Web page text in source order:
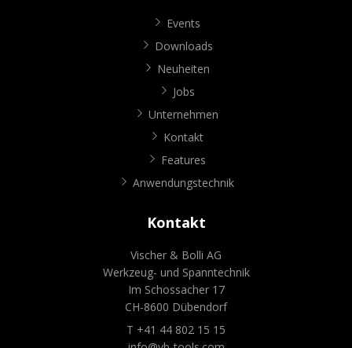
Events
Downloads
Neuheiten
Jobs
Unternehmen
Kontakt
Features
Anwendungstechnik
Kontakt
Vischer & Bolli AG
Werkzeug- und Spanntechnik
Im Schossacher 17
CH-8600 Dübendorf
T +41 44 802 15 15